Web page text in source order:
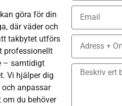
göra för din
där väder och
takbytet utförs
professionellt
– samtidigt
Vi hjälper dig
anpassar
du behöver